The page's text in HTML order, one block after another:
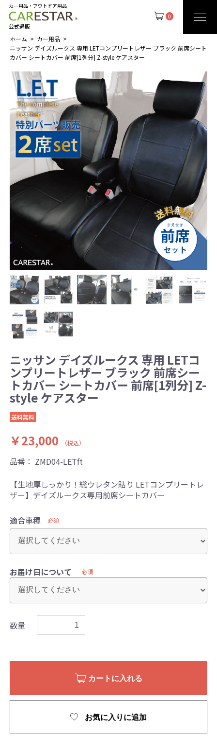
0
カー用品・アウトドア用品
公式通販
ホーム
カー用品
ニッサン デイズルークス 専用 LETコンプリートレザー ブラック 前席シート
カバー シートカバー 前席[1列分] Z-style ケアスター
ニッサン デイズルークス 専用 LETコ
ンプリートレザー ブラック 前席シー
トカバー シートカバー 前席[1列分] Z-
style ケアスター
送料無料
￥23,000 （税込）
品番： ZMD04-LETft
【生地厚しっかり！総ウレタン貼り LETコンプリートレ
ザー】デイズルークス専用前席シートカバー
適合車種 必須
お届け日について 必須
数量
カートに入れる
お気に入りに追加